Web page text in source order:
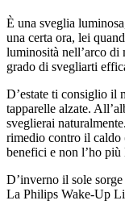
È una sveglia
una certa ora, lei
luminosità nell’arco di
grado di svegliarti
D’estate ti consiglio il
tapparelle alzate.
sveglierai
rimedio contro il caldo
benefici e non l’ho più
D’inverno il sole
La Philips Wake-Up